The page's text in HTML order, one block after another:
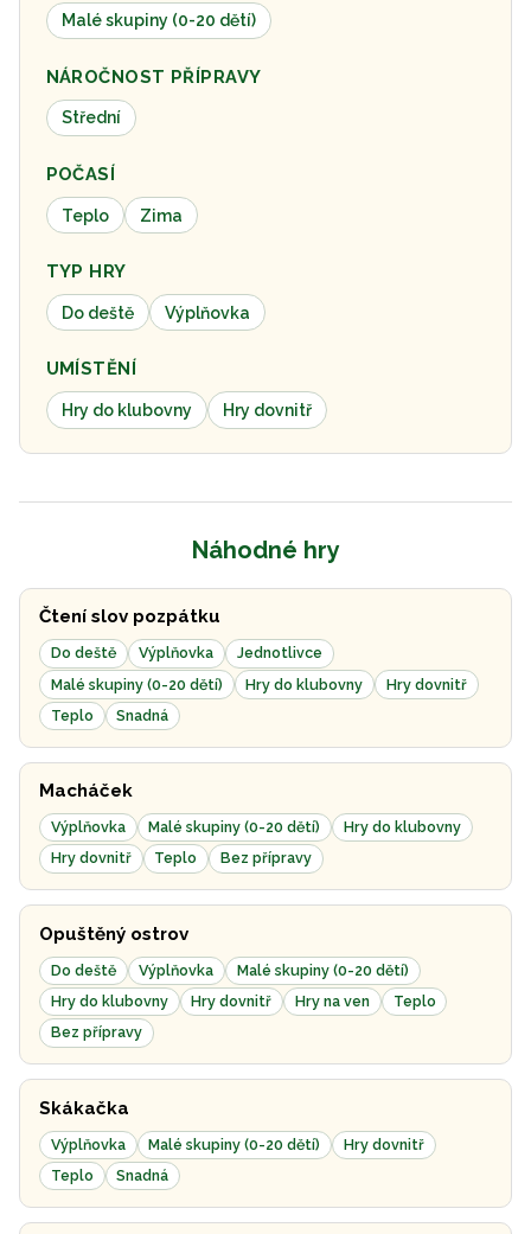
Malé skupiny (0-20 dětí)
NÁROČNOST PŘÍPRAVY
Střední
POČASÍ
Teplo Zima
TYP HRY
Do deště Výplňovka
UMÍSTĚNÍ
Hry do klubovny Hry dovnitř
Náhodné hry
Čtení slov pozpátku
Do deště Výplňovka
Jednotlivce
Malé skupiny (0-20 dětí)
Hry do klubovny
Hry dovnitř
Teplo
Snadná
Macháček
Výplňovka Malé skupiny (0-20 dětí)
Hry do klubovny
Hry dovnitř
Teplo Bez přípravy
Opuštěný ostrov
Do deště Výplňovka
Malé skupiny (0-20 dětí)
Hry do klubovny
Hry dovnitř Hry na ven
Teplo
Bez přípravy
Skákačka
Výplňovka Malé skupiny (0-20 dětí)
Hry dovnitř
Teplo
Snadná